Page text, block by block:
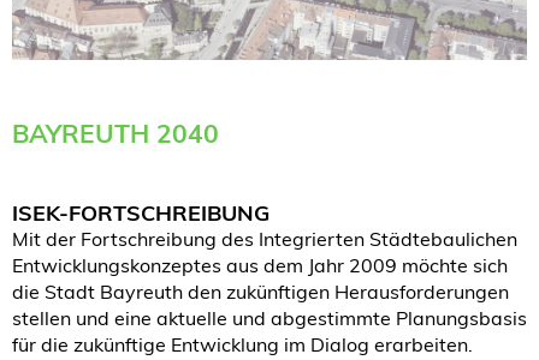
BAYREUTH 2040
ISEK-FORTSCHREIBUNG
Mit der Fortschreibung des Integrierten Städtebaulichen
Entwicklungskonzeptes aus dem Jahr 2009 möchte sich
die Stadt Bayreuth den zukünftigen Herausforderungen
stellen und eine aktuelle und abgestimmte Planungsbasis
für die zukünftige Entwicklung im Dialog erarbeiten.